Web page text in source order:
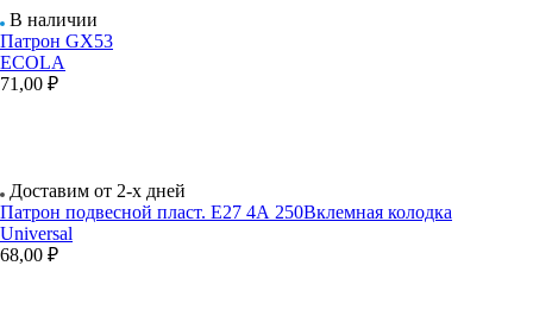
В наличии
Патрон GX53
ECOLA
71,00 ₽
Доставим от 2-х дней
Патрон подвесной пласт. Е27 4А 250Вклемная колодка
Universal
68,00 ₽